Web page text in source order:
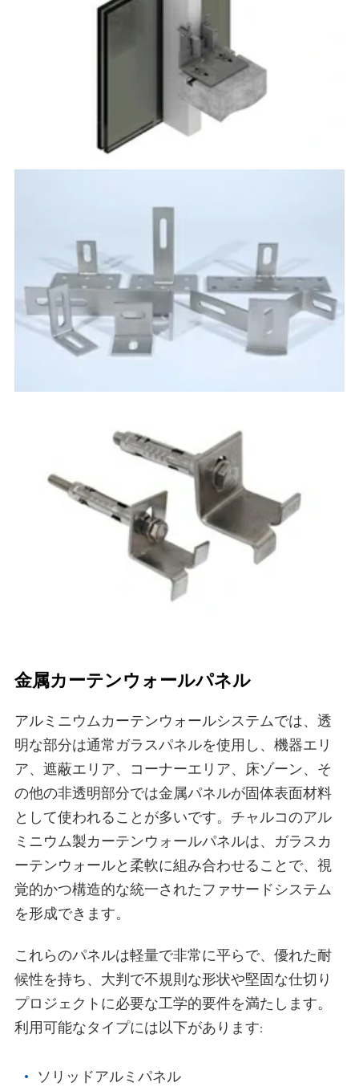
金属カーテンウォールパネル
アルミニウムカーテンウォールシステムでは、透
明な部分は通常ガラスパネルを使用し、機器エリ
ア、遮蔽エリア、コーナーエリア、床ゾーン、そ
の他の非透明部分では金属パネルが固体表面材料
として使われることが多いです。チャルコのアル
ミニウム製カーテンウォールパネルは、ガラスカ
ーテンウォールと柔軟に組み合わせることで、視
覚的かつ構造的な統一されたファサードシステム
を形成できます。
これらのパネルは軽量で非常に平らで、優れた耐
候性を持ち、大判で不規則な形状や堅固な仕切り
プロジェクトに必要な工学的要件を満たします。
利用可能なタイプには以下があります:
ソリッドアルミパネル